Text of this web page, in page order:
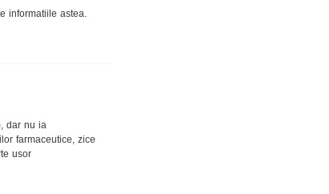
informatiile astea.
dar nu ia
farmaceutice, zice
usor